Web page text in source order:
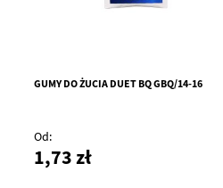
GUMY DO ŻUCIA DUET BQ GBQ/14-16
Od
1,73 zł